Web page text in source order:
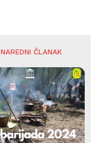
NAREDNI ČLANAK